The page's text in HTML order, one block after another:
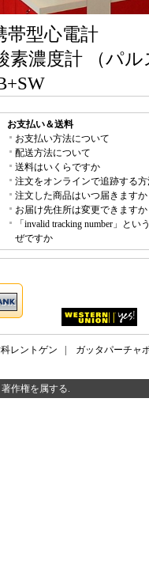
帯型心電計
素濃度計 （パ
お支払い＆送料
お支払い方法について
配送方法について
送料はいくらですか
注文をオンラインで追跡する
注文した商品はいつ届きますか
お届け先住所は変更できますか
「invalid tracking number」とい
ぜですか
レントゲン
ガッタパーチャ
著作権を属する.